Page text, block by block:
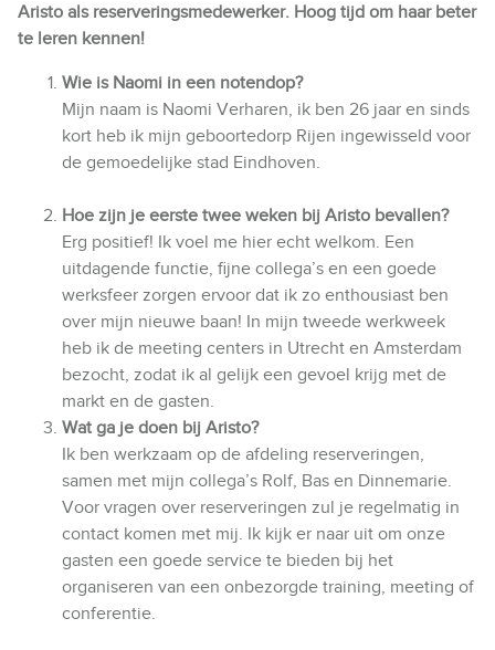
Aristo als reserveringsmedewerker. Hoog tijd om haar beter
te leren kennen!
Wie is Naomi in een notendop?
Mijn naam is Naomi Verharen, ik ben 26 jaar en sinds
kort heb ik mijn geboortedorp Rijen ingewisseld voor
de gemoedelijke stad Eindhoven.
Hoe zijn je eerste twee weken bij Aristo bevallen?
Erg positief! Ik voel me hier echt welkom. Een
uitdagende functie, fijne collega’s en een goede
werksfeer zorgen ervoor dat ik zo enthousiast ben
over mijn nieuwe baan! In mijn tweede werkweek
heb ik de meeting centers in Utrecht en Amsterdam
bezocht, zodat ik al gelijk een gevoel krijg met de
markt en de gasten.
Wat ga je doen bij Aristo?
Ik ben werkzaam op de afdeling reserveringen,
samen met mijn collega’s Rolf, Bas en Dinnemarie.
Voor vragen over reserveringen zul je regelmatig in
contact komen met mij. Ik kijk er naar uit om onze
gasten een goede service te bieden bij het
organiseren van een onbezorgde training, meeting of
conferentie.